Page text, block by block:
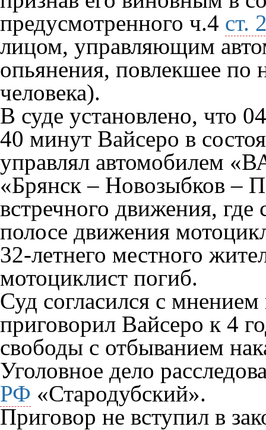
предусмотренного ч.4 ст.
лицом, управляющим
опьянения, повлекшее по
человека).
В суде установлено, что
40 минут Вайсеро в
управлял автомобилем
«Брянск – Новозыбков –
встречного движения,
полосе движения
32-летнего местного
мотоциклист погиб.
Суд согласился с мнением
приговорил Вайсеро к 4
свободы с отбыванием
Уголовное дело
РФ «Стародубский».
Приговор не вступил в